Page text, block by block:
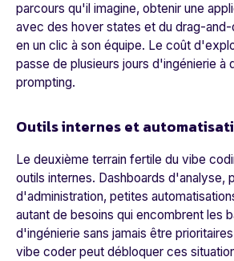
parcours qu'il imagine, obtenir une
avec des hover states et du drag-
en un clic à son équipe. Le coût
passe de plusieurs jours d'ingénierie à
prompting.
Outils internes et
Le deuxième terrain fertile du vibe
outils internes. Dashboards d'analyse,
d'administration, petites
autant de besoins qui encombrent les
d'ingénierie sans jamais être
vibe coder peut débloquer ces